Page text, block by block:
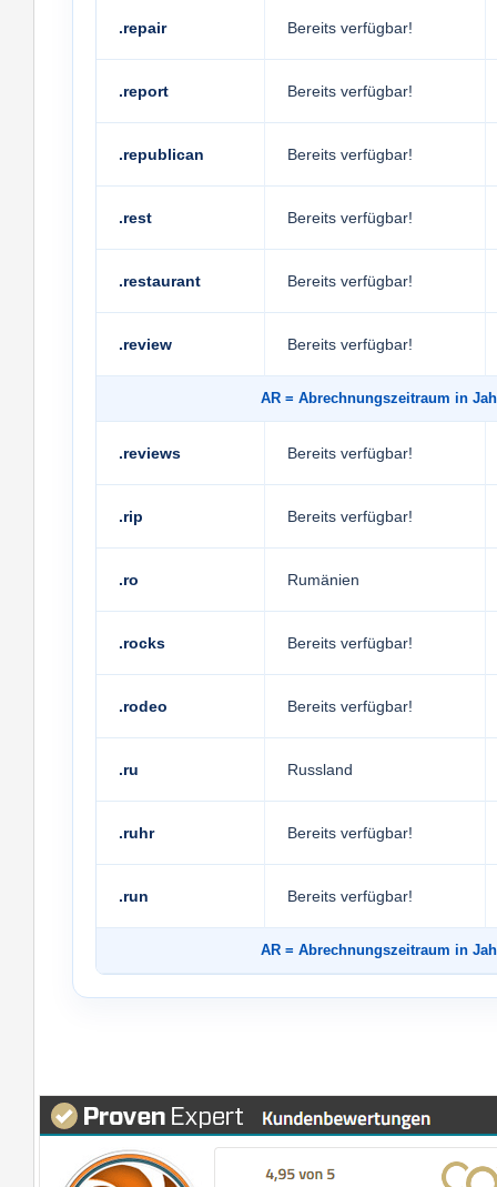
.repair Bereits verfügbar!
.report Bereits verfügbar!
.republican Bereits verfügbar!
.rest Bereits verfügbar!
.restaurant Bereits verfügbar!
.review Bereits verfügbar!
AR = Abrechnungszeitraum in
.reviews Bereits verfügbar!
.rip Bereits verfügbar!
.ro Rumänien
.rocks Bereits verfügbar!
.rodeo Bereits verfügbar!
.ru Russland
.ruhr Bereits verfügbar!
.run Bereits verfügbar!
AR = Abrechnungszeitraum in